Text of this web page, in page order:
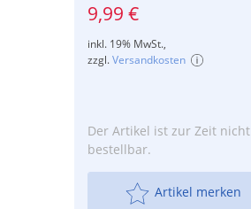
9,99 €
inkl. 19% MwSt.,
zzgl.Versandkosten
Der Artikel ist zur Zeit nicht
bestellbar.
Artikel merken